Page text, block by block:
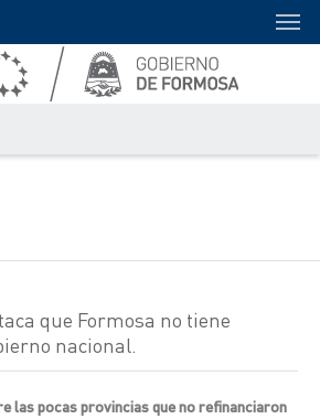
que Formosa no tiene
nacional.
las pocas provincias que no refinanciaron